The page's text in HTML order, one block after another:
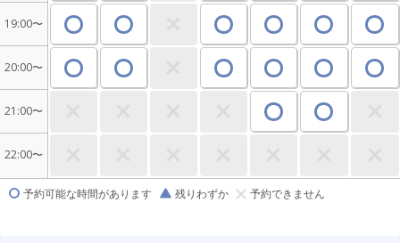
19:00〜
20:00〜
21:00〜
22:00〜
予約可能な時間があります 残りわずか 予約できません